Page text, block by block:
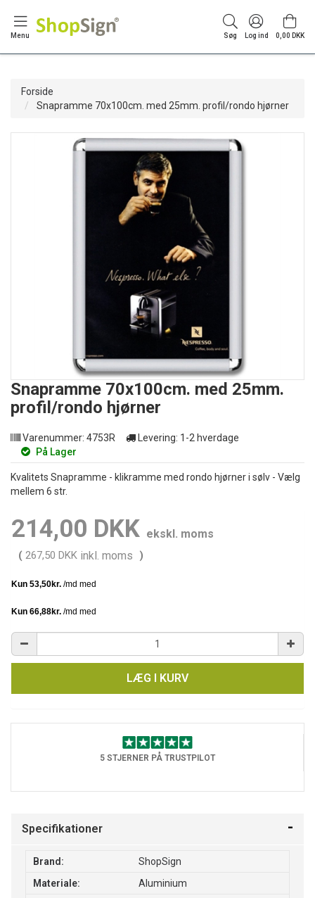
Menu Søg Log ind 0,00 DKK
Forside
Snapramme 70x100cm. med 25mm. profil/rondo hjørner
Snapramme 70x100cm. med 25mm.
profil/rondo hjørner
Varenummer: 4753R Levering: 1-2 hverdage
På Lager
Kvalitets Snapramme - klikramme med rondo hjørner i sølv - Vælg
mellem 6 str.
214,00 DKK ekskl. moms
( 267,50 DKK inkl. moms )
LÆG I KURV
5 STJERNER PÅ TRUSTPILOT
Specifikationer
Brand:
ShopSign
Materiale:
Aluminium